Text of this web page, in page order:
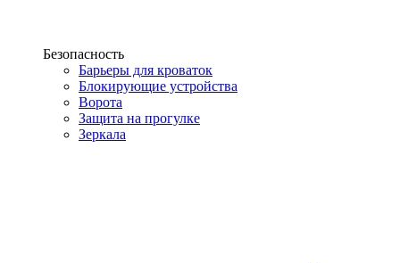
Безопасность
Барьеры для кроваток
Блокирующие устройства
Ворота
Защита на прогулке
Зеркала